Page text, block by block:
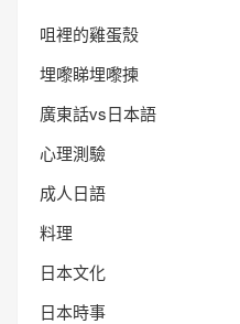
咀裡的雞蛋殼
埋嚟睇埋嚟揀
廣東話vs日本語
心理測驗
成人日語
料理
日本文化
日本時事